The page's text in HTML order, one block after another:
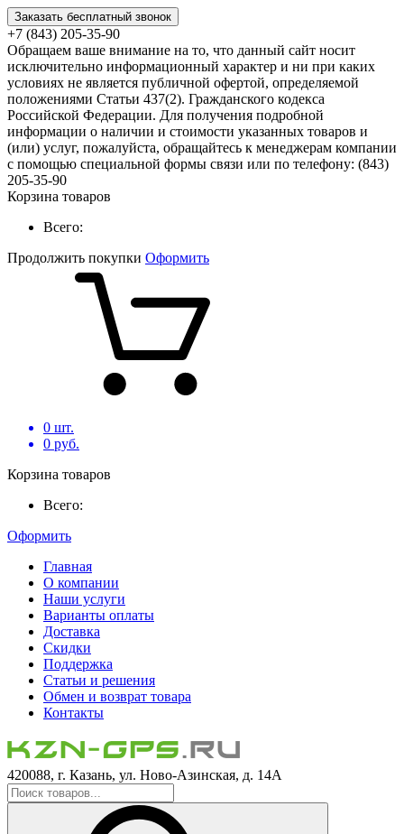
Заказать бесплатный звонок
+7 (843) 205-35-90
Обращаем ваше внимание на то, что данный сайт носит
исключительно информационный характер и ни при каких
условиях не является публичной офертой, определяемой
положениями Статьи 437(2). Гражданского кодекса
Российской Федерации. Для получения подробной
информации о наличии и стоимости указанных товаров и
(или) услуг, пожалуйста, обращайтесь к менеджерам компании
с помощью специальной формы связи или по телефону: (843)
205-35-90
Корзина товаров
Всего:
Продолжить покупки Оформить
0 шт.
0 руб.
Корзина товаров
Всего:
Оформить
Главная
О компании
Наши услуги
Варианты оплаты
Доставка
Скидки
Поддержка
Статьи и решения
Обмен и возврат товара
Контакты
420088, г. Казань, ул. Ново-Азинская, д. 14А